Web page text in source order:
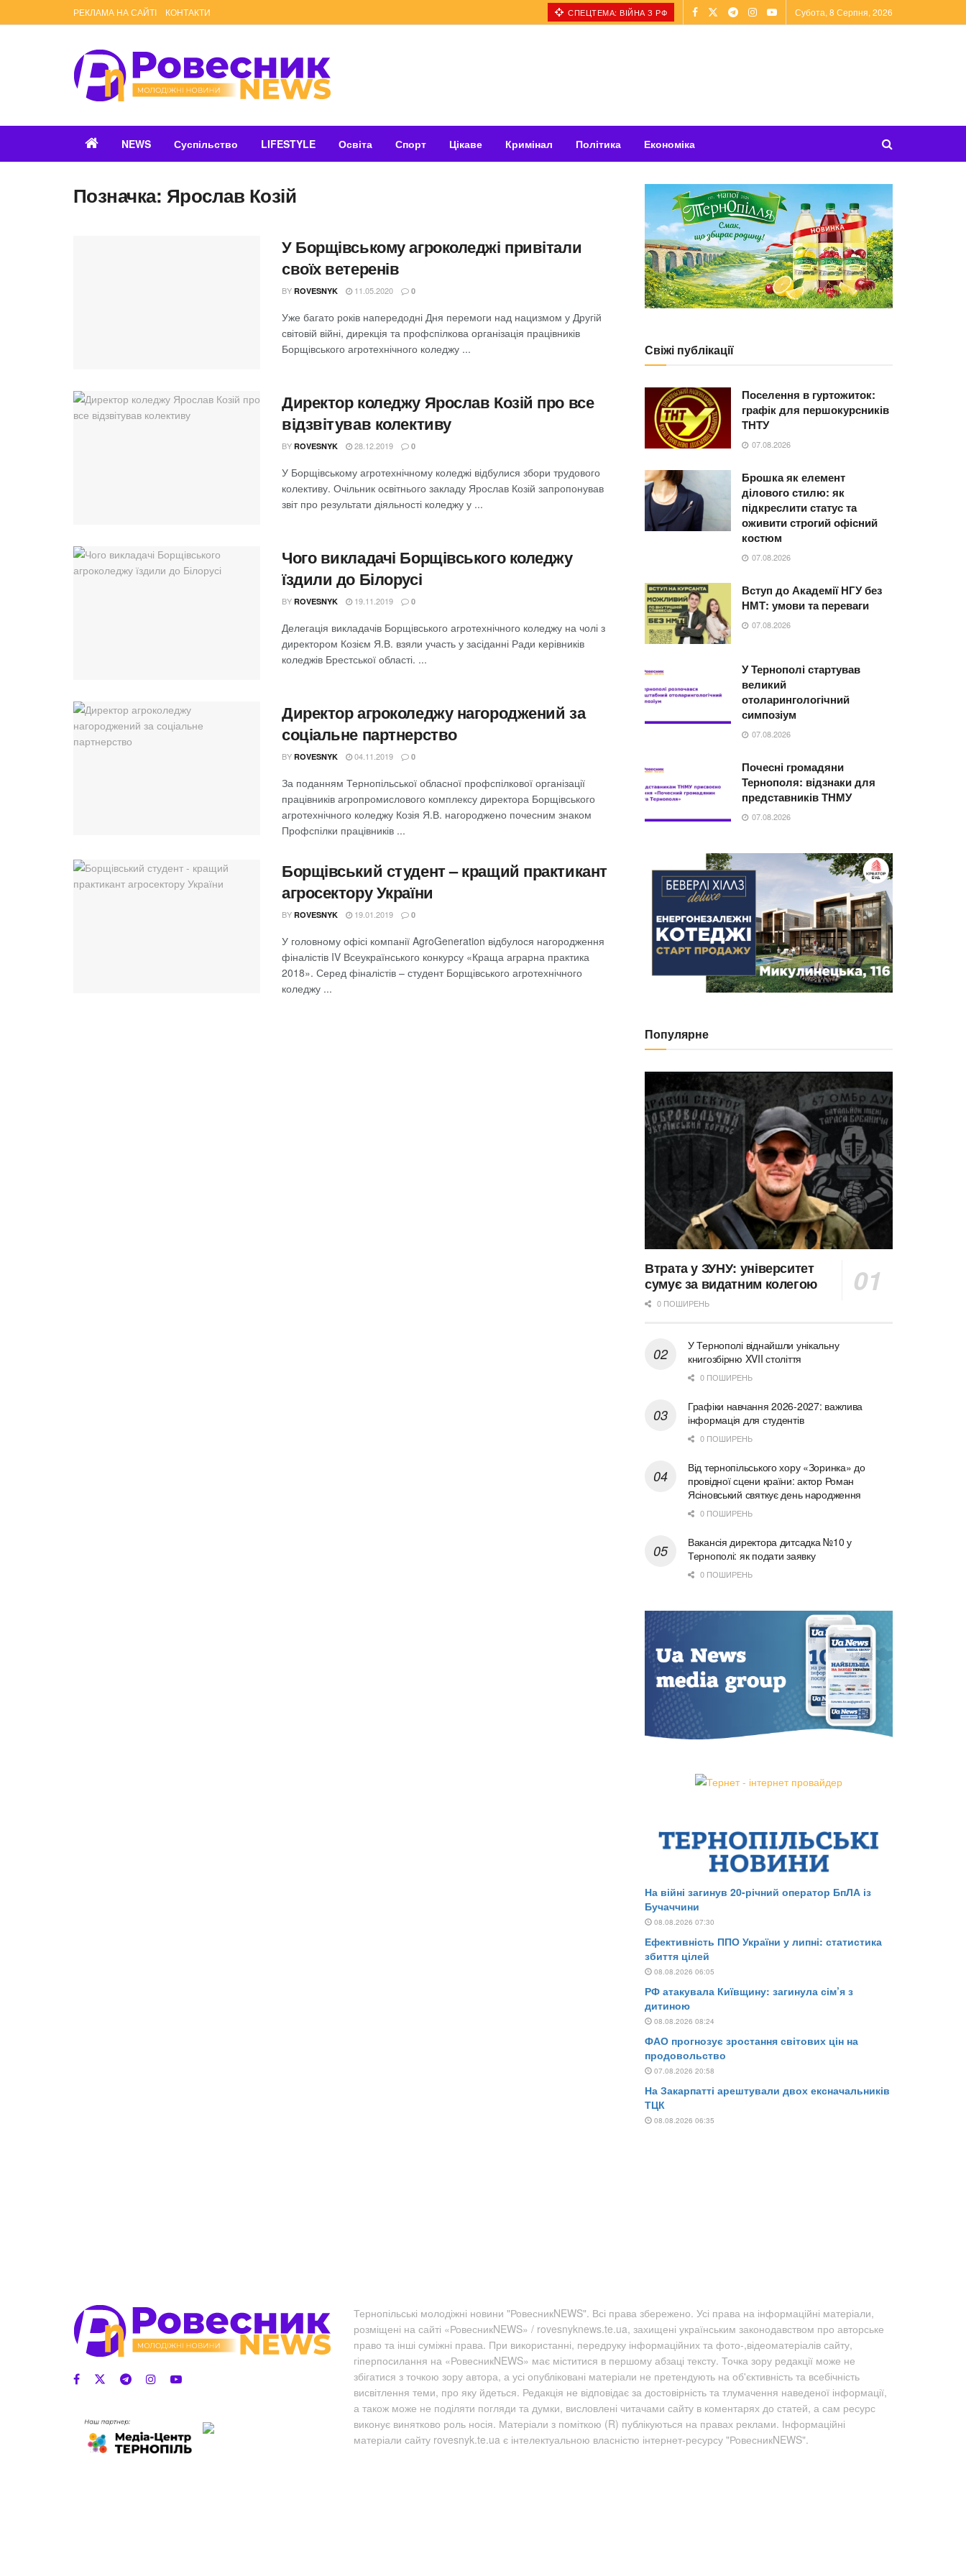
РЕКЛАМА НА САЙТІ КОНТАКТИ СПЕЦТЕМА: ВІЙНА З РФ Субота, 8 Серпня, 2026
NEWS Суспільство LIFESTYLE Освіта Спорт Цікаве Кримінал Політика Економіка
Позначка: Ярослав Козій
У Борщівському агроколеджі привітали
своїх ветеренів
BY ROVESNYK 11.05.2020 0
Уже багато років напередодні Дня перемоги над нацизмом у Другій
світовій війні, дирекція та профспілкова організація працівників
Борщівського агротехнічного коледжу ...
Директор коледжу Ярослав Козій про все
відзвітував колективу
BY ROVESNYK 28.12.2019 0
У Борщівському агротехнічному коледжі відбулися збори трудового
колективу. Очільник освітнього закладу Ярослав Козій запропонував
звіт про результати діяльності коледжу у ...
Чого викладачі Борщівського коледжу
їздили до Білорусі
BY ROVESNYK 19.11.2019 0
Делегація викладачів Борщівського агротехнічного коледжу на чолі з
директором Козієм Я.В. взяли участь у засіданні Ради керівників
коледжів Брестської області. ...
Директор агроколеджу нагороджений за
соціальне партнерство
BY ROVESNYK 04.11.2019 0
За поданням Тернопільської обласної профспілкової організації
працівників агропромислового комплексу директора Борщівського
агротехнічного коледжу Козія Я.В. нагороджено почесним знаком
Профспілки працівників ...
Борщівський студент – кращий практикант
агросектору України
BY ROVESNYK 19.01.2019 0
У головному офісі компанії AgroGeneration відбулося нагородження
фіналістів IV Всеукраїнського конкурсу «Краща аграрна практика
2018». Серед фіналістів – студент Борщівського агротехнічного
коледжу ...
Свіжі публікації
Поселення в гуртожиток:
графік для першокурсників
ТНТУ
07.08.2026
Брошка як елемент
ділового стилю: як
підкреслити статус та
оживити строгий офісний
костюм
07.08.2026
Вступ до Академії НГУ без
НМТ: умови та переваги
07.08.2026
У Тернополі стартував
великий
отоларингологічний
симпозіум
07.08.2026
Почесні громадяни
Тернополя: відзнаки для
представників ТНМУ
07.08.2026
Популярне
Втрата у ЗУНУ: університет
сумує за видатним колегою
0 ПОШИРЕНЬ
У Тернополі віднайшли унікальну
книгозбірню XVII століття
0 ПОШИРЕНЬ
Графіки навчання 2026-2027: важлива
інформація для студентів
0 ПОШИРЕНЬ
Від тернопільського хору «Зоринка» до
провідної сцени країни: актор Роман
Ясіновський святкує день народження
0 ПОШИРЕНЬ
Вакансія директора дитсадка №10 у
Тернополі: як подати заявку
0 ПОШИРЕНЬ
Тернопільські молодіжні новини "РовесникNEWS". Всі права збережено. Усі права на інформаційні матеріали,
розміщені на сайті «РовесникNEWS» / rovesnyknews.te.ua, захищені українським законодавством про авторське
право та інші суміжні права. При використанні, передруку інформаційних та фото-,відеоматеріалів сайту,
гіперпосилання на «РовесникNEWS» має міститися в першому абзаці тексту. Точка зору редакції може не
збігатися з точкою зору автора, а усі опубліковані матеріали не претендують на об'єктивність та всебічність
висвітлення теми, про яку йдеться. Редакція не відповідає за достовірність та тлумачення наведеної інформації,
а також може не поділяти погляди та думки, висловлені читачами сайту в коментарях до статей, а сам ресурс
виконує винятково роль носія. Матеріали з поміткою (R) публікуються на правах реклами. Інформаційні
матеріали сайту rovesnyk.te.ua є інтелектуальною власністю інтернет-ресурсу "РовесникNEWS".